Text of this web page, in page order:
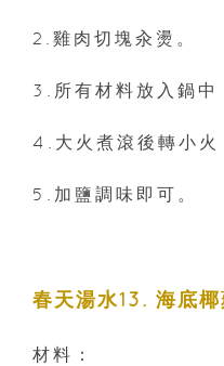
2.雞肉切塊汆燙。
3.所有材料放入鍋中
4.大火煮滾後轉小火
5.加鹽調味即可。
春天湯水13. 海底
材料：